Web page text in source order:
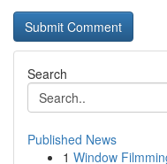
Search
Published News
1 Window